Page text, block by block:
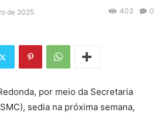
de 2025 0
403
por meio da Secretaria
sedia na próxima semana,